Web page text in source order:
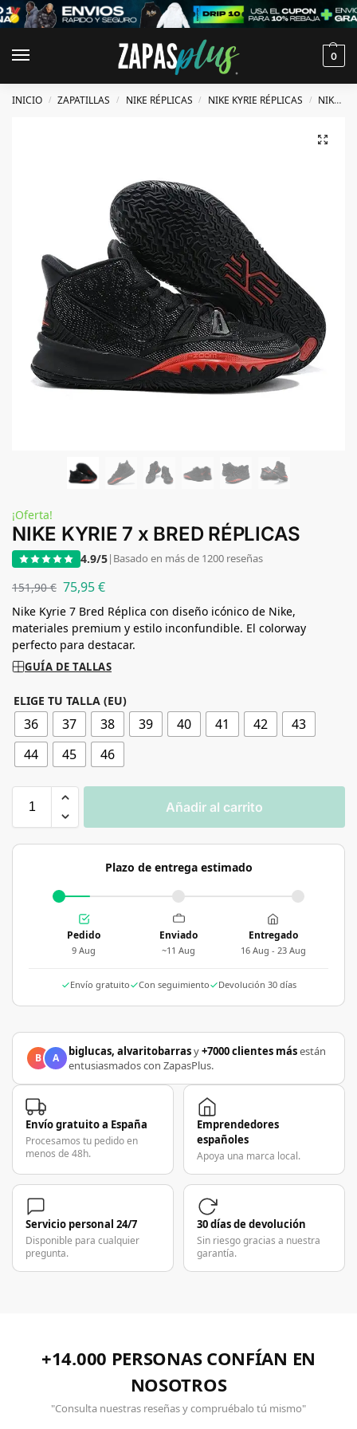
0
INICIO / ZAPATILLAS / NIKE RÉPLICAS / NIKE KYRIE RÉPLICAS / NIKE KYRIE 7 RÉPLICAS
¡Oferta!
NIKE KYRIE 7 x BRED RÉPLICAS
4.9/5| Basado en más de 1200 reseñas
151,90€ 75,95€
Nike Kyrie 7 Bred Réplica con diseño icónico de Nike,
materiales premium y estilo inconfundible. El colorway
perfecto para destacar.
GUÍA DE TALLAS
ELIGE TU TALLA (EU)
36 37 38 39 40 41 42
43
44
45 46
Añadir al carrito
Plazo de entrega estimado
Pedido
9 Aug
Enviado
~11 Aug
Entregado
16 Aug - 23 Aug
Envío gratuito Con seguimiento Devolución 30 días
B A biglucas, alvaritobarrasy+7000 clientes másestán
entusiasmados con ZapasPlus.
Envío gratuito a España
Procesamos tu pedido en
menos de 48h.
Emprendedores
españoles
Apoya una marca local.
Servicio personal 24/7
Disponible para cualquier
pregunta.
30 días de devolución
Sin riesgo gracias a nuestra
garantía.
+14.000 PERSONAS CONFÍAN EN
NOSOTROS
"Consulta nuestras reseñas y compruébalo tú mismo"